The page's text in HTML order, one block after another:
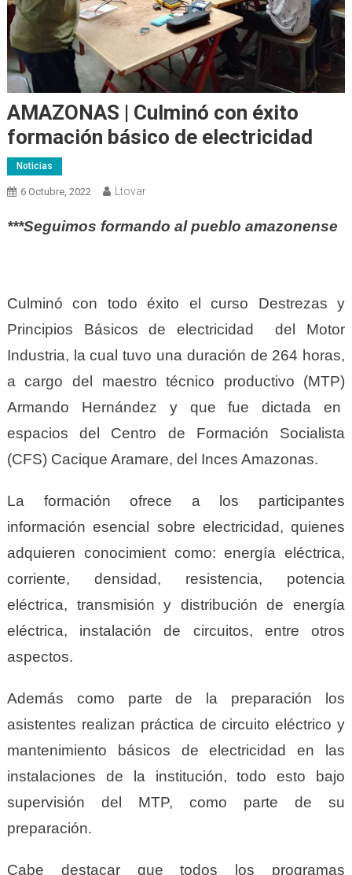
AMAZONAS | Culminó con éxito
formación básico de electricidad
Noticias
6 Octubre, 2022 Ltovar
***Seguimos formando al pueblo amazonense
Culminó con todo éxito el curso Destrezas y
Principios Básicos de electricidad del Motor
Industria, la cual tuvo una duración de 264 horas,
a cargo del maestro técnico productivo (MTP)
Armando Hernández y que fue dictada en
espacios del Centro de Formación Socialista
(CFS) Cacique Aramare, del Inces Amazonas.
La formación ofrece a los participantes
información esencial sobre electricidad, quienes
adquieren conocimient como: energía eléctrica,
corriente, densidad, resistencia, potencia
eléctrica, transmisión y distribución de energía
eléctrica, instalación de circuitos, entre otros
aspectos.
Además como parte de la preparación los
asistentes realizan práctica de circuito eléctrico y
mantenimiento básicos de electricidad en las
instalaciones de la institución, todo esto bajo
supervisión del MTP, como parte de su
preparación.
Cabe destacar que todos los programas